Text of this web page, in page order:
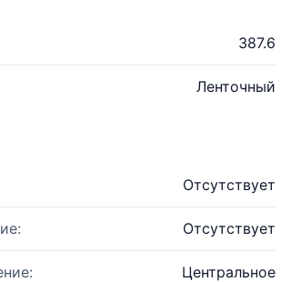
387.6
Ленточный
Отсутствует
Отсутствует
Центральное